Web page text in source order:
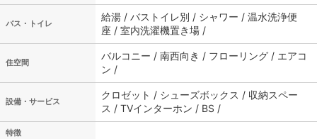
バス・トイレ
給湯 / バストイレ別 / シャワー / 温水洗浄便
座 / 室内洗濯機置き場 /
住空間
バルコニー / 南西向き / フローリング / エアコ
ン /
設備・サービス
クロゼット / シューズボックス / 収納スペー
ス / TVインターホン / BS /
特徴